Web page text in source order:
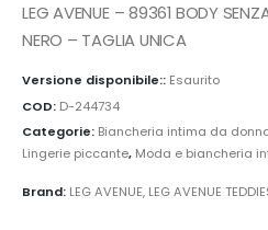
LEG AVENUE – 89361 BODY
NERO – TAGLIA UNICA
Versione disponibile:: Esaurito
COD: D-244734
Categorie: Biancheria intima da
Lingerie piccante, Moda e biancheria
Brand: LEG AVENUE, LEG AVENUE